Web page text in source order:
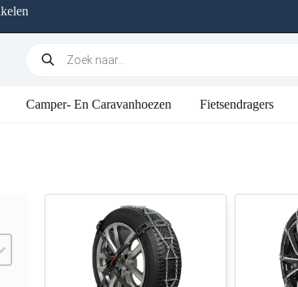
Camper- En Caravanhoezen Fietsendragers